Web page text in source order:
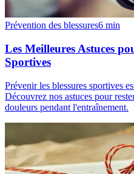
Prévention des blessures6 min
Les Meilleures Astuces
Sportives
Prévenir les blessures sportives
Découvrez nos astuces pour
douleurs pendant l'entraînement.